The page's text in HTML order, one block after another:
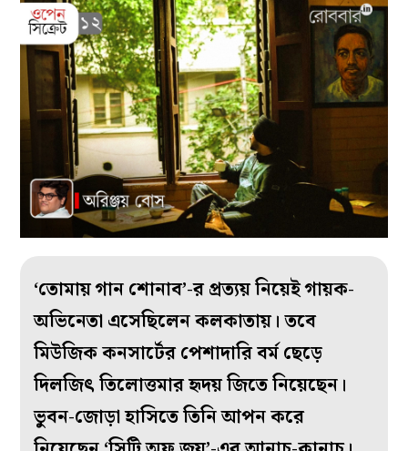
‘তোমায় গান শোনাব’-র প্রত্যয় নিয়েই গায়ক-
অভিনেতা এসেছিলেন কলকাতায়। তবে
মিউজিক কনসার্টের পেশাদারি বর্ম ছেড়ে
দিলজিৎ তিলোত্তমার হৃদয় জিতে নিয়েছেন।
ভুবন-জোড়া হাসিতে তিনি আপন করে